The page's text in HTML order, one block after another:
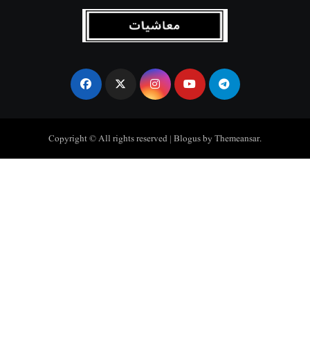
Copyright © All rights reserved |BlogusbyThemeansar.